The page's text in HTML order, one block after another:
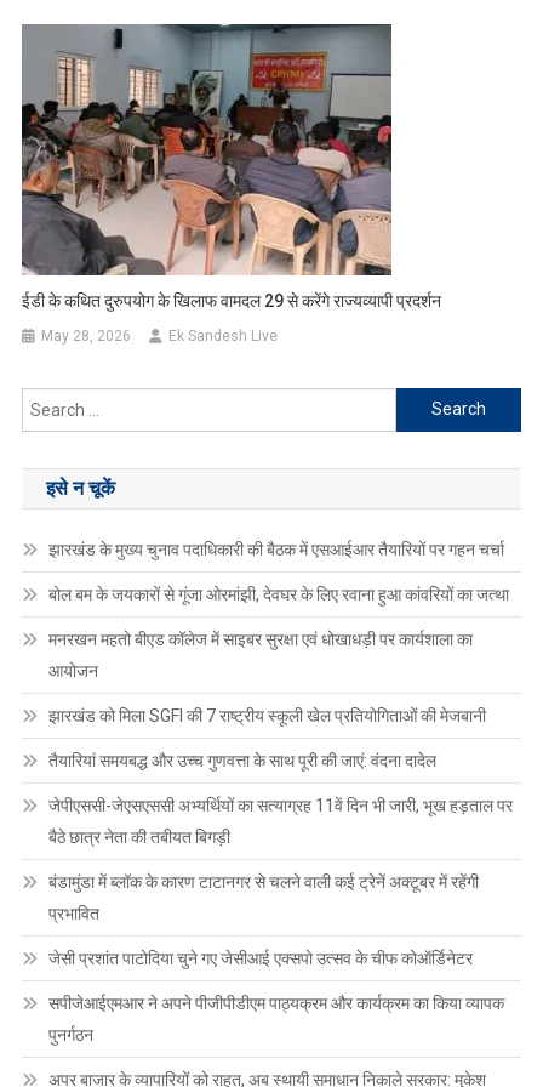
ईडी के कथित दुरुपयोग के खिलाफ वामदल 29 से करेंगे राज्यव्यापी प्रदर्शन
May 28, 2026 Ek Sandesh Live
Search
for:
इसे न चूकें
झारखंड के मुख्य चुनाव पदाधिकारी की बैठक में एसआईआर तैयारियों पर गहन चर्चा
बोल बम के जयकारों से गूंजा ओरमांझी, देवघर के लिए रवाना हुआ कांवरियों का जत्था
मनरखन महतो बीएड कॉलेज में साइबर सुरक्षा एवं धोखाधड़ी पर कार्यशाला का
आयोजन
झारखंड को मिला SGFI की 7 राष्ट्रीय स्कूली खेल प्रतियोगिताओं की मेजबानी
तैयारियां समयबद्ध और उच्च गुणवत्ता के साथ पूरी की जाएं: वंदना दादेल
जेपीएससी-जेएसएससी अभ्यर्थियों का सत्याग्रह 11वें दिन भी जारी, भूख हड़ताल पर
बैठे छात्र नेता की तबीयत बिगड़ी
बंडामुंडा में ब्लॉक के कारण टाटानगर से चलने वाली कई ट्रेनें अक्टूबर में रहेंगी
प्रभावित
जेसी प्रशांत पाटोदिया चुने गए जेसीआई एक्सपो उत्सव के चीफ कोऑर्डिनेटर
सपीजेआईएमआर ने अपने पीजीपीडीएम पाठ्यक्रम और कार्यक्रम का किया व्यापक
पुनर्गठन
अपर बाजार के व्यापारियों को राहत, अब स्थायी समाधान निकाले सरकार: मुकेश